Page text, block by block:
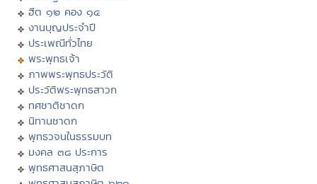
ฮีต ๑๒ คอง ๑๔
งานบุญประจำปี
ประเพณีทั่วไทย
พระพุทธเจ้า
ภาพพระพุทธประวัติ
ประวัติพระพุทธสาวก
ทศชาติชาดก
นิทานชาดก
พุทธวจนในธรรมบท
มงคล ๓๘ ประการ
พุทธศาสนสุภาษิต